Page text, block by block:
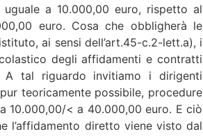
a 10.000,00 euro, rispetto al
euro. Cosa che obbligherà le
ai sensi dell’art.45-c.2-lett.a), i
degli affidamenti e contratti
A tal riguardo invitiamo i dirigenti
teoricamente possibile, procedure
< a 40.000,00 euro. E ciò
l’affidamento diretto viene visto dal